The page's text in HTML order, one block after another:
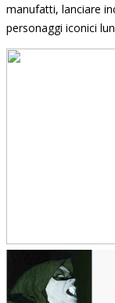
manufatti, lanciare
personaggi iconici